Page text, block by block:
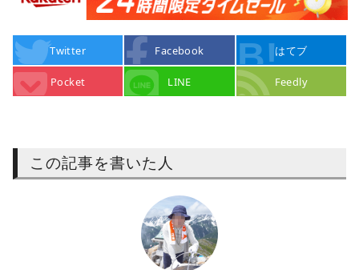
Twitter Facebook はてブ
Pocket LINE Feedly
この記事を書いた人